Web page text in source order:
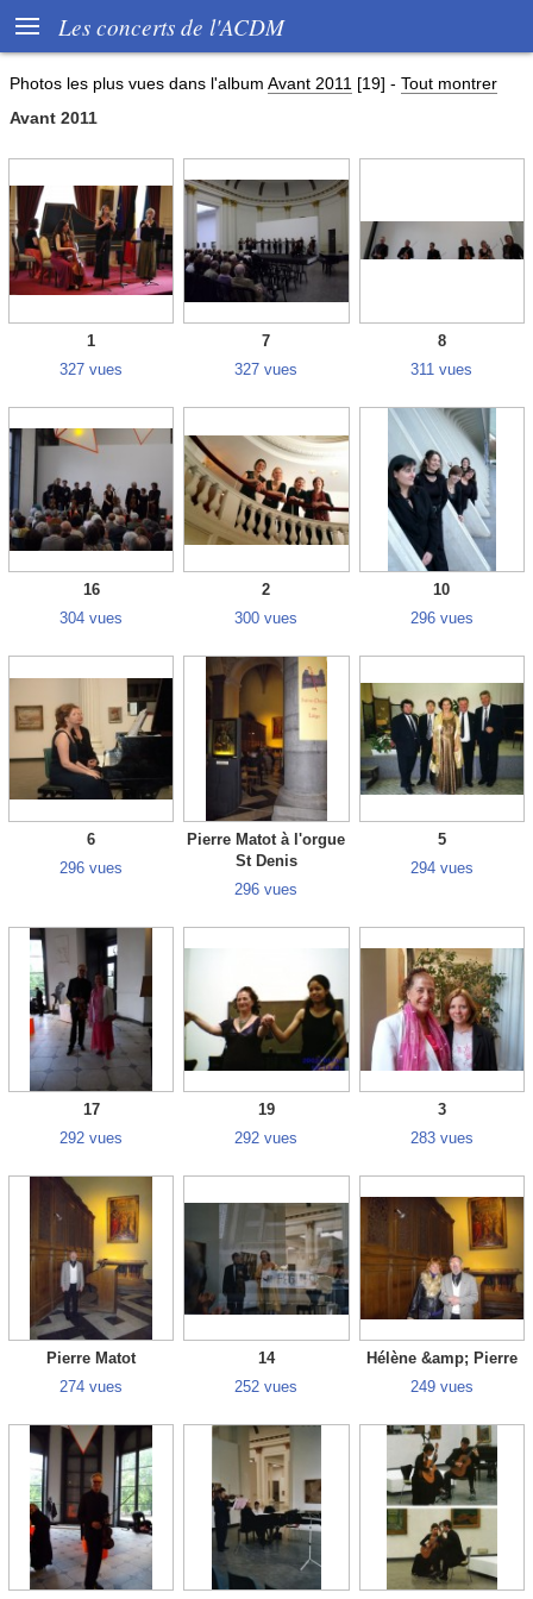
 Les concerts de l'ACDM
Photos les plus vues dans l'album Avant 2011 [19] - Tout montrer
Avant 2011
1
327 vues
7
327 vues
8
311 vues
16
304 vues
2
300 vues
10
296 vues
6
296 vues
Pierre Matot à l'orgue
St Denis
296 vues
5
294 vues
17
292 vues
19
292 vues
3
283 vues
Pierre Matot
274 vues
14
252 vues
Hélène &amp; Pierre
249 vues